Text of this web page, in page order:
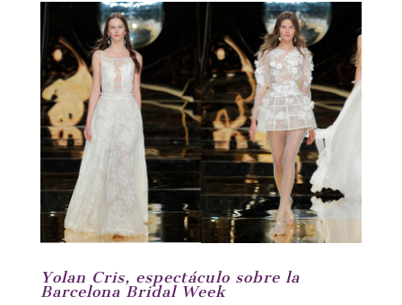
Yolan Cris, espectáculo sobre la
Barcelona Bridal Week